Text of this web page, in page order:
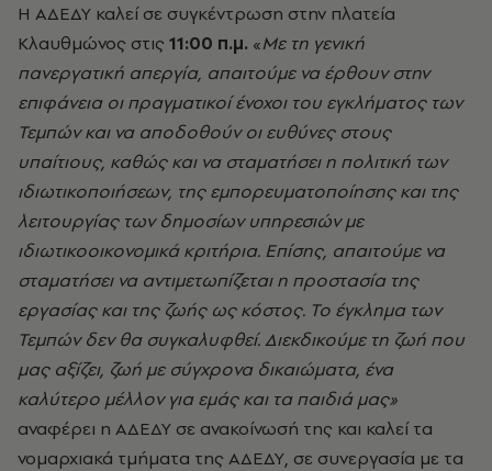
Η ΑΔΕΔΥ καλεί σε συγκέντρωση στην πλατεία
Κλαυθμώνος στις 11:00 π.μ. «Με τη γενική
πανεργατική απεργία, απαιτούμε να έρθουν στην
επιφάνεια οι πραγματικοί ένοχοι του εγκλήματος των
Τεμπών και να αποδοθούν οι ευθύνες στους
υπαίτιους, καθώς και να σταματήσει η πολιτική των
ιδιωτικοποιήσεων, της εμπορευματοποίησης και της
λειτουργίας των δημοσίων υπηρεσιών με
ιδιωτικοοικονομικά κριτήρια. Επίσης, απαιτούμε να
σταματήσει να αντιμετωπίζεται η προστασία της
εργασίας και της ζωής ως κόστος. Το έγκλημα των
Τεμπών δεν θα συγκαλυφθεί. Διεκδικούμε τη ζωή που
μας αξίζει, ζωή με σύγχρονα δικαιώματα, ένα
καλύτερο μέλλον για εμάς και τα παιδιά μας»
αναφέρει η ΑΔΕΔΥ σε ανακοίνωσή της και καλεί τα
νομαρχιακά τμήματα της ΑΔΕΔΥ, σε συνεργασία με τα